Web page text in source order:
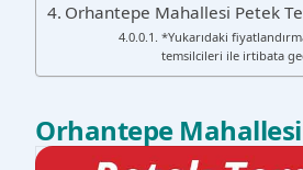
Orhantepe Mahallesi Petek
*Yukarıdaki
temsilcileri ile irtibata
Orhantepe